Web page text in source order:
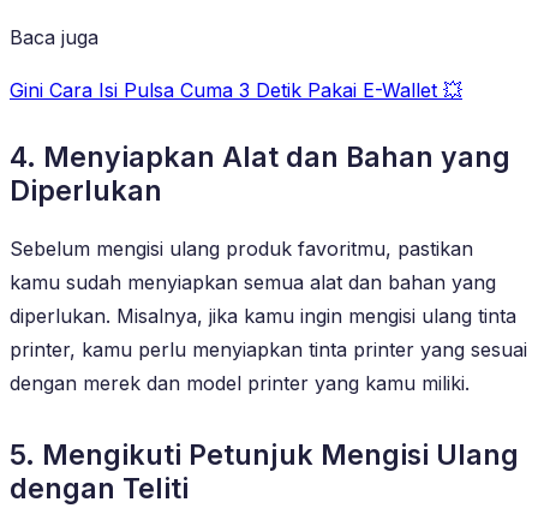
Baca juga
Gini Cara Isi Pulsa Cuma 3 Detik Pakai E-Wallet 💥
4. Menyiapkan Alat dan Bahan yang
Diperlukan
Sebelum mengisi ulang produk favoritmu, pastikan
kamu sudah menyiapkan semua alat dan bahan yang
diperlukan. Misalnya, jika kamu ingin mengisi ulang tinta
printer, kamu perlu menyiapkan tinta printer yang sesuai
dengan merek dan model printer yang kamu miliki.
5. Mengikuti Petunjuk Mengisi Ulang
dengan Teliti